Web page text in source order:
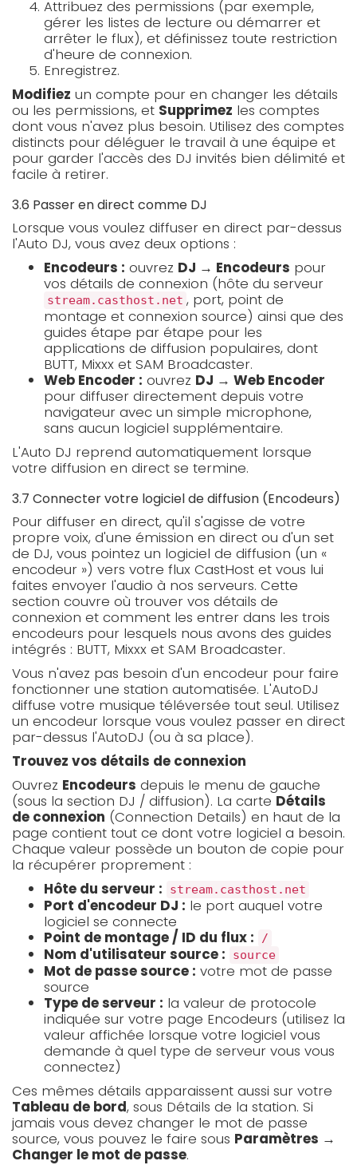
Attribuez des permissions (par exemple,
gérer les listes de lecture ou démarrer et
arrêter le flux), et définissez toute restriction
d'heure de connexion.
Enregistrez.
Modifiez un compte pour en changer les détails
ou les permissions, et Supprimez les comptes
dont vous n'avez plus besoin. Utilisez des comptes
distincts pour déléguer le travail à une équipe et
pour garder l'accès des DJ invités bien délimité et
facile à retirer.
3.6 Passer en direct comme DJ
Lorsque vous voulez diffuser en direct par-dessus
l'Auto DJ, vous avez deux options :
Encodeurs : ouvrez DJ → Encodeurs pour
vos détails de connexion (hôte du serveur
stream.casthost.net , port, point de
montage et connexion source) ainsi que des
guides étape par étape pour les
applications de diffusion populaires, dont
BUTT, Mixxx et SAM Broadcaster.
Web Encoder : ouvrez DJ → Web Encoder
pour diffuser directement depuis votre
navigateur avec un simple microphone,
sans aucun logiciel supplémentaire.
L'Auto DJ reprend automatiquement lorsque
votre diffusion en direct se termine.
3.7 Connecter votre logiciel de diffusion (Encodeurs)
Pour diffuser en direct, qu'il s'agisse de votre
propre voix, d'une émission en direct ou d'un set
de DJ, vous pointez un logiciel de diffusion (un «
encodeur ») vers votre flux CastHost et vous lui
faites envoyer l'audio à nos serveurs. Cette
section couvre où trouver vos détails de
connexion et comment les entrer dans les trois
encodeurs pour lesquels nous avons des guides
intégrés : BUTT, Mixxx et SAM Broadcaster.
Vous n'avez pas besoin d'un encodeur pour faire
fonctionner une station automatisée. L'AutoDJ
diffuse votre musique téléversée tout seul. Utilisez
un encodeur lorsque vous voulez passer en direct
par-dessus l'AutoDJ (ou à sa place).
Trouvez vos détails de connexion
Ouvrez Encodeurs depuis le menu de gauche
(sous la section DJ / diffusion). La carte Détails
de connexion (Connection Details) en haut de la
page contient tout ce dont votre logiciel a besoin.
Chaque valeur possède un bouton de copie pour
la récupérer proprement :
Hôte du serveur :
stream.casthost.net
Port d'encodeur DJ : le port auquel votre
logiciel se connecte
Point de montage / ID du flux :
/
Nom d'utilisateur source : source
Mot de passe source : votre mot de passe
source
Type de serveur : la valeur de protocole
indiquée sur votre page Encodeurs (utilisez la
valeur affichée lorsque votre logiciel vous
demande à quel type de serveur vous vous
connectez)
Ces mêmes détails apparaissent aussi sur votre
Tableau de bord, sous Détails de la station. Si
jamais vous devez changer le mot de passe
source, vous pouvez le faire sous Paramètres →
Changer le mot de passe.